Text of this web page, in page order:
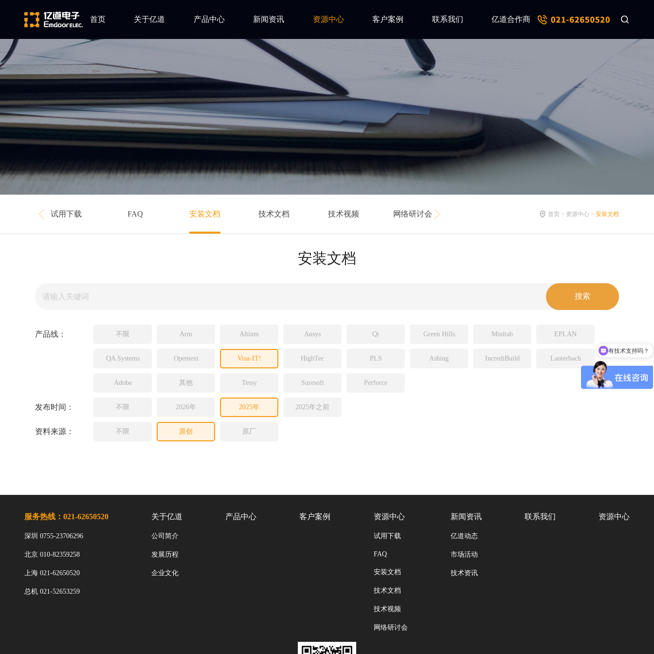
首页 关于亿道
企业文化
产品中心
Ansys
Qt
Green Hills
Minitab
Visu-IT
Source Insight
Incredibuild
新闻资讯
亿道动态
市场活动
资源中心
安装文档
技术文档
网络研讨会
客户案例 联系我们 亿道合作商
试用下载 FAQ 安装文档 技术文档 技术视频 网络研讨会 首页 > 资源中心 > 安装文档
安装文档
产品线： 不限 Arm Altium Ansys Qt Green Hills Minitab EPLAN
QA Systems Opentext Visu-IT! HighTec PLS Ashing IncrediBuild Lauterbach
Adobe 其他 Tessy Suresoft Perforce
发布时间： 不限 2026年 2025年 2025年之前
资料来源： 不限 原创 原厂
服务热线：021-62650520
深圳 0755-23706296
北京 010-82359258
上海 021-62650520
总机 021-52653259
关于亿道
公司简介
发展历程
企业文化
产品中心 客户案例 资源中心
试用下载
FAQ
安装文档
技术文档
技术视频
网络研讨会
新闻资讯
亿道动态
市场活动
技术资讯
联系我们 资源中心
有技术支持吗？